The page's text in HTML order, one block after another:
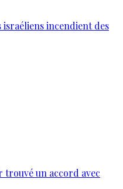
israéliens incendient des
trouvé un accord avec